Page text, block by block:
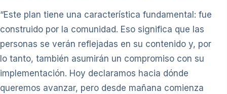
“Este plan tiene una característica fundamental: fue
construido por la comunidad. Eso significa que las
personas se verán reflejadas en su contenido y, por
lo tanto, también asumirán un compromiso con su
implementación. Hoy declaramos hacia dónde
queremos avanzar, pero desde mañana comienza